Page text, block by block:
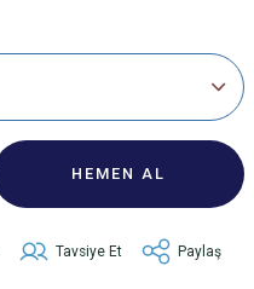
HEMEN AL
Tavsiye Et Paylaş